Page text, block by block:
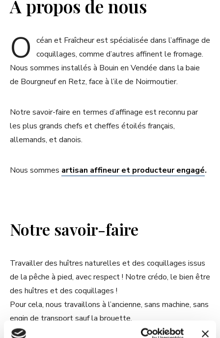
A propos de nous
O céan et Fraîcheur est spécialisée dans l’affinage de
coquillages, comme d’autres affinent le fromage.
Nous sommes installés à Bouin en Vendée dans la baie
de Bourgneuf en Retz, face à l’ile de Noirmoutier.
Notre savoir-faire en termes d’affinage est reconnu par
les plus grands chefs et cheffes étoilés français,
allemands, et danois.
Nous sommes artisan affineur et producteur engagé.
Notre savoir-faire
Travailler des huîtres naturelles et des coquillages issus
de la pêche à pied, avec respect ! Notre crédo, le bien être
des huîtres et des coquillages !
Pour cela, nous travaillons à l’ancienne, sans machine, sans
engin de transport sauf la brouette.
Nous les trions à la main pour éviter les chocs. Après le tri